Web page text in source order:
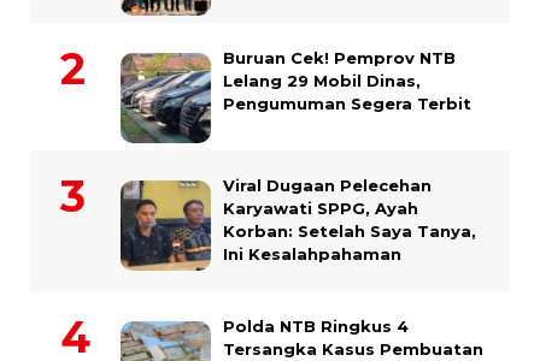
Buruan Cek! Pemprov NTB
Lelang 29 Mobil Dinas,
Pengumuman Segera Terbit
Viral Dugaan Pelecehan
Karyawati SPPG, Ayah
Korban: Setelah Saya Tanya,
Ini Kesalahpahaman
Polda NTB Ringkus 4
Tersangka Kasus Pembuatan